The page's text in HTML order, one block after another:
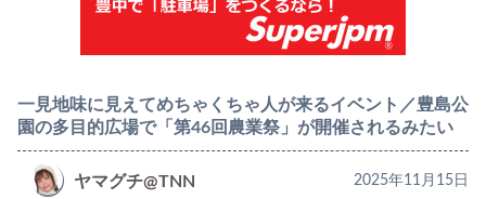
一見地味に見えてめちゃくちゃ人が来るイベント／豊島公
園の多目的広場で「第46回農業祭」が開催されるみたい
ヤマグチ@TNN 2025年11月15日